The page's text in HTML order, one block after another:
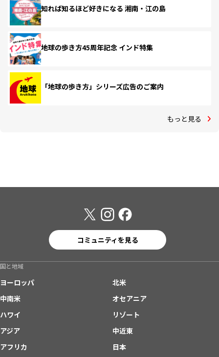
知れば知るほど好きになる 湘南・江の島
地球の歩き方45周年記念 インド特集
「地球の歩き方」シリーズ広告のご案内
もっと見る
コミュニティを見る
国と地域
ヨーロッパ
北米
中南米
オセアニア
ハワイ
リゾート
アジア
中近東
アフリカ
日本